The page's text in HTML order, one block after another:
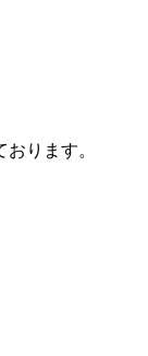
ります。